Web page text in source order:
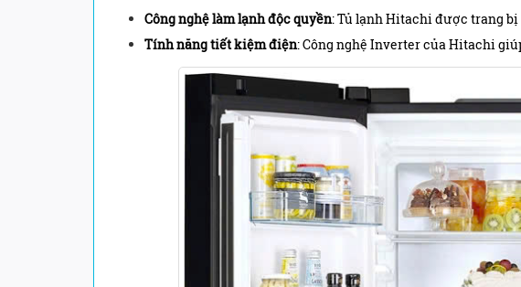
Công nghệ làm lạnh độc quyền: Tủ lạnh Hitachi được trang
Tính năng tiết kiệm điện: Công nghệ Inverter của Hitachi